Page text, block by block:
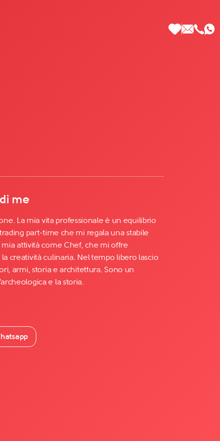
me
La mia vita professionale è un equilibrio
part-time che mi regala una stabile
attività come Chef, che mi offre
creatività culinaria. Nel tempo libero lascio
armi, storia e architettura. Sono un
e la storia.